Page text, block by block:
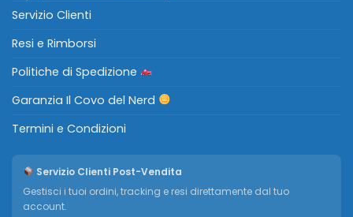
Servizio Clienti
Resi e Rimborsi
Politiche di Spedizione
Garanzia Il Covo del Nerd
Termini e Condizioni
Servizio Clienti Post-Vendita
Gestisci i tuoi ordini, tracking e resi direttamente dal tuo
account.